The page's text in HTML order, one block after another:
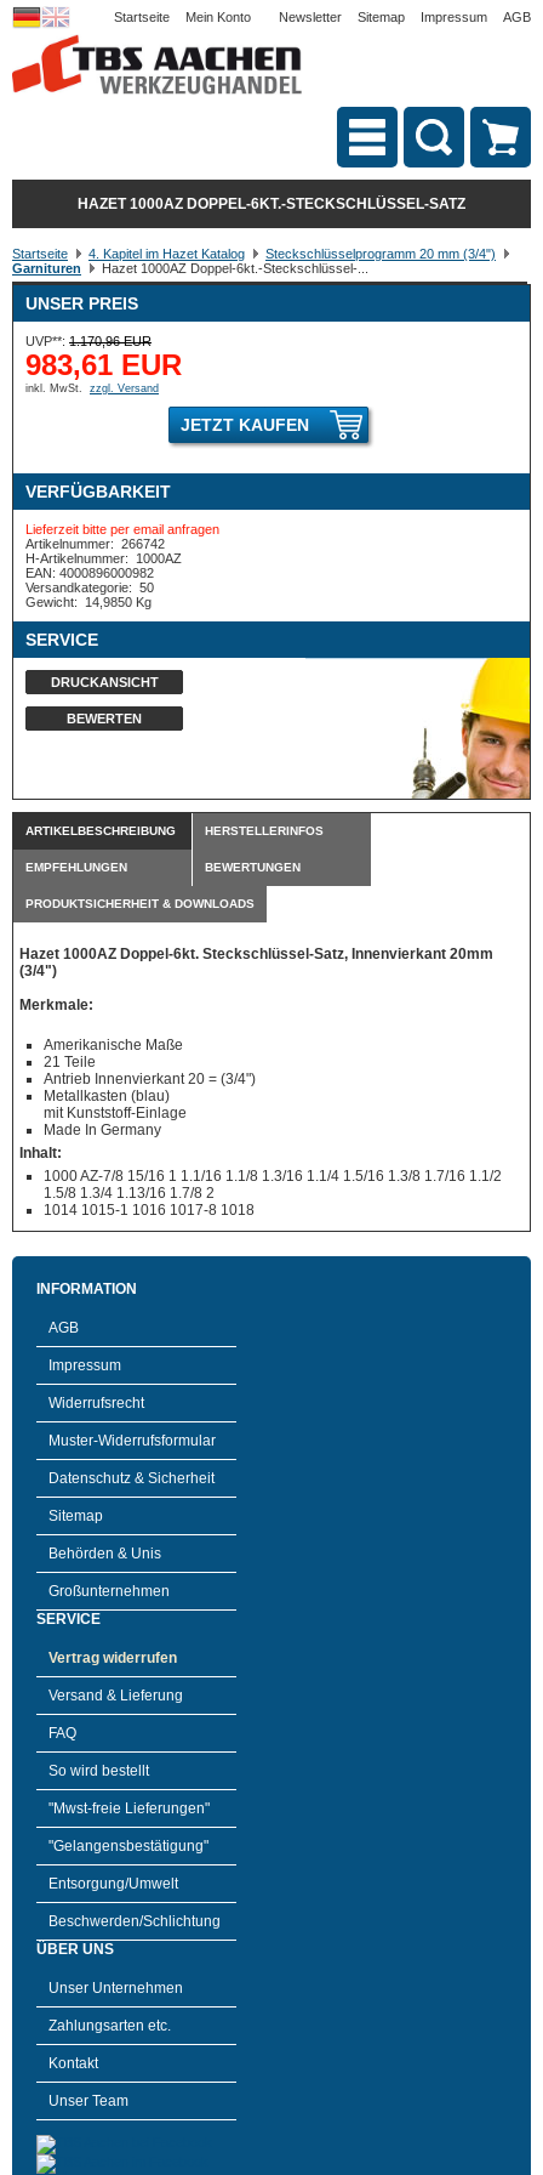
Startseite Mein Konto Newsletter Sitemap Impressum AGB
HAZET 1000AZ DOPPEL-6KT.-STECKSCHLÜSSEL-SATZ
Startseite 4. Kapitel im Hazet Katalog
Steckschlüsselprogramm 20 mm (3/4")
Garnituren
Hazet 1000AZ Doppel-6kt.-Steckschlüssel-...
UNSER PREIS
UVP**: 1.170,96 EUR
983,61 EUR
inkl. MwSt. zzgl. Versand
JETZT KAUFEN
VERFÜGBARKEIT
Lieferzeit bitte per email anfragen
Artikelnummer: 266742
H-Artikelnummer:
1000AZ
EAN: 4000896000982
Versandkategorie: 50
Gewicht:
14,9850 Kg
SERVICE
DRUCKANSICHT
BEWERTEN
ARTIKELBESCHREIBUNG HERSTELLERINFOS
EMPFEHLUNGEN BEWERTUNGEN
PRODUKTSICHERHEIT & DOWNLOADS
Hazet 1000AZ Doppel-6kt. Steckschlüssel-Satz, Innenvierkant 20mm
(3/4")
Merkmale:
Amerikanische Maße
21 Teile
Antrieb Innenvierkant 20 = (3/4")
Metallkasten (blau)
mit Kunststoff-Einlage
Made In Germany
Inhalt:
1000 AZ-7/8 15/16 1 1.1/16 1.1/8 1.3/16 1.1/4 1.5/16 1.3/8 1.7/16 1.1/2
1.5/8 1.3/4 1.13/16 1.7/8 2
1014 1015-1 1016 1017-8 1018
INFORMATION
AGB
Impressum
Widerrufsrecht
Muster-Widerrufsformular
Datenschutz & Sicherheit
Sitemap
Behörden & Unis
Großunternehmen
SERVICE
Vertrag widerrufen
Versand & Lieferung
FAQ
So wird bestellt
"Mwst-freie Lieferungen"
"Gelangensbestätigung"
Entsorgung/Umwelt
Beschwerden/Schlichtung
ÜBER UNS
Unser Unternehmen
Zahlungsarten etc.
Kontakt
Unser Team